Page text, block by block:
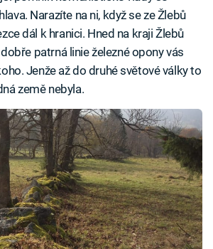
Narazíte na ni, když se ze Žlebů
dál k hranici. Hned na kraji Žlebů
dobře patrná linie železné opony vás
Jenže až do druhé světové války to
země nebyla.